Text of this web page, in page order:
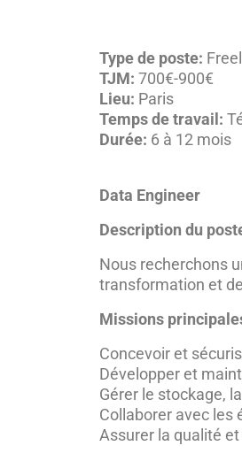
Type de poste:
TJM: 700€-900€
Lieu: Paris
Temps de travail:
Durée: 6 à 12 mois
Data Engineer
Description du
Nous recherchons
transformation et
Missions
Concevoir et
Développer et
Gérer le stockage,
Collaborer avec les
Assurer la qualité